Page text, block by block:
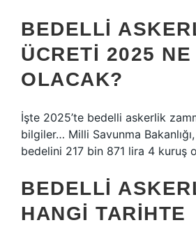
BEDELLI
ÜCRETI 2025
OLACAK?
İşte 2025’te bedelli askerlik
bilgiler… Milli Savunma
bedelini 217 bin 871 lira 4 kuruş
BEDELLI
HANGI TARIHTE